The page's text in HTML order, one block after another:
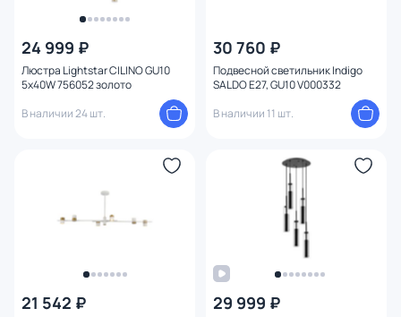
24 999 ₽
Люстра Lightstar CILINO GU10
5х40W 756052 золото
В наличии 24 шт.
30 760 ₽
Подвесной светильник Indigo
SALDO E27, GU10 V000332
В наличии 11 шт.
21 542 ₽ 29 999 ₽